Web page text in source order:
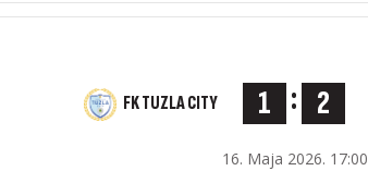
FK TUZLA CITY 1 : 2
16. Maja 2026. 17:00